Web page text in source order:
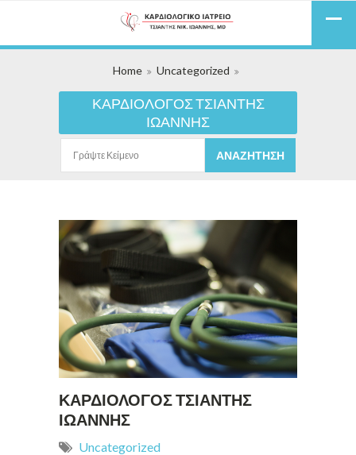
Home Uncategorized
ΚΑΡΔΙΟΛΟΓΟΣ ΤΣΙΑΝΤΗΣ
ΙΩΑΝΝΗΣ
ΚΑΡΔΙΟΛΟΓΟΣ ΤΣΙΑΝΤΗΣ
ΙΩΑΝΝΗΣ
Uncategorized